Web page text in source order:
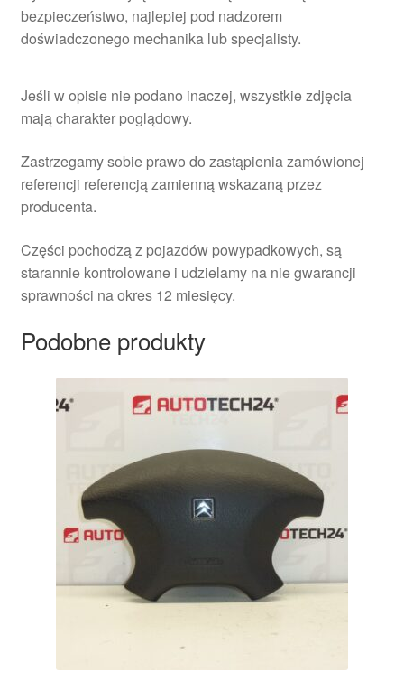
bezpieczeństwo, najlepiej pod nadzorem
doświadczonego mechanika lub specjalisty.
Jeśli w opisie nie podano inaczej, wszystkie zdjęcia
mają charakter poglądowy.
Zastrzegamy sobie prawo do zastąpienia zamówionej
referencji referencją zamienną wskazaną przez
producenta.
Części pochodzą z pojazdów powypadkowych, są
starannie kontrolowane i udzielamy na nie gwarancji
sprawności na okres 12 miesięcy.
Podobne produkty